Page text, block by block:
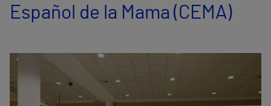
Español de la Mama (CEMA)